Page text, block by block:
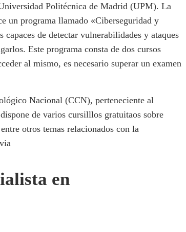
Politécnica de Madrid (UPM). La
un programa llamado «Ciberseguridad y
de detectar vulnerabilidades y ataques
Este programa consta de dos cursos
al mismo, es necesario superar un examen
Nacional (CCN), perteneciente al
de varios cursilllos gratuitaos sobre
otros temas relacionados con la
en